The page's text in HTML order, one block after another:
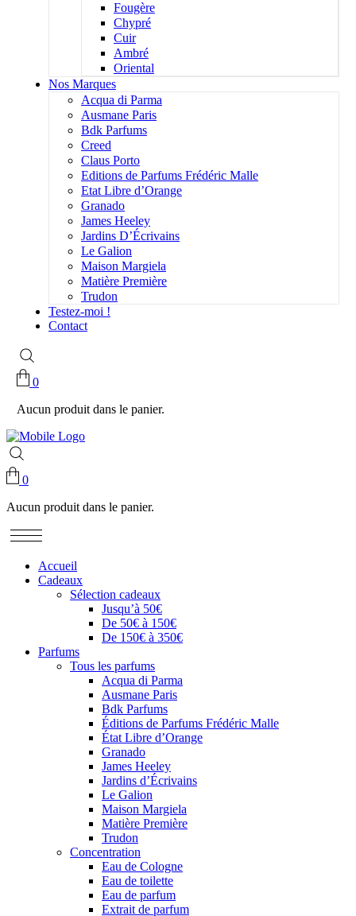
Fougère
Chypré
Cuir
Ambré
Oriental
Nos Marques
Acqua di Parma
Ausmane Paris
Bdk Parfums
Creed
Claus Porto
Editions de Parfums Frédéric Malle
Etat Libre d’Orange
Granado
James Heeley
Jardins D’Écrivains
Le Galion
Maison Margiela
Matière Première
Trudon
Testez-moi !
Contact
0
Aucun produit dans le panier.
0
Aucun produit dans le panier.
Accueil
Cadeaux
Sélection cadeaux
Jusqu’à 50€
De 50€ à 150€
De 150€ à 350€
Parfums
Tous les parfums
Acqua di Parma
Ausmane Paris
Bdk Parfums
Éditions de Parfums Frédéric Malle
État Libre d’Orange
Granado
James Heeley
Jardins d’Écrivains
Le Galion
Maison Margiela
Matière Première
Trudon
Concentration
Eau de Cologne
Eau de toilette
Eau de parfum
Extrait de parfum